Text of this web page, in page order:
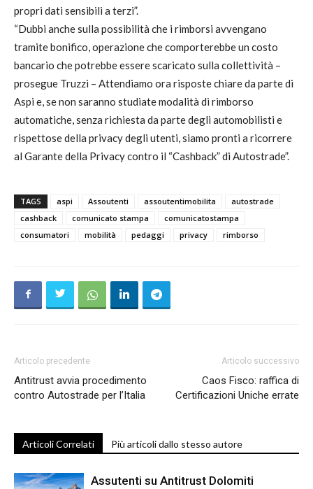
propri dati sensibili a terzi”.
“Dubbi anche sulla possibilità che i rimborsi avvengano
tramite bonifico, operazione che comporterebbe un costo
bancario che potrebbe essere scaricato sulla collettività –
prosegue Truzzi – Attendiamo ora risposte chiare da parte di
Aspi e, se non saranno studiate modalità di rimborso
automatiche, senza richiesta da parte degli automobilisti e
rispettose della privacy degli utenti, siamo pronti a ricorrere
al Garante della Privacy contro il “Cashback” di Autostrade”.
TAGS aspi Assoutenti assoutentimobilita
autostrade
cashback
comunicato stampa
comunicatostampa
consumatori
mobilità pedaggi privacy rimborso
Articolo precedente
Antitrust avvia procedimento
contro Autostrade per l’Italia
Articolo successivo
Caos Fisco: raffica di
Certificazioni Uniche errate
Articoli Correlati Più articoli dallo stesso autore
Assutenti su Antitrust Dolomiti